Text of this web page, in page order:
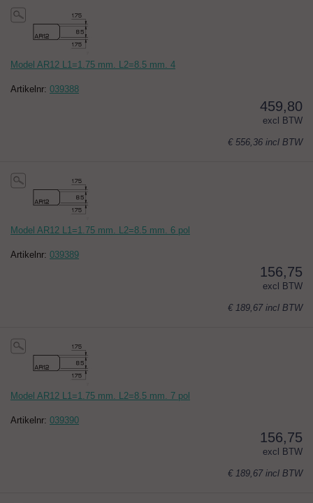
Model AR12 L1=1.75 mm. L2=8.5 mm. 4
Artikelnr: 039388
459,80
excl BTW
€ 556,36 incl BTW
Model AR12 L1=1.75 mm. L2=8.5 mm. 6 pol
Artikelnr: 039389
156,75
excl BTW
€ 189,67 incl BTW
Model AR12 L1=1.75 mm. L2=8.5 mm. 7 pol
Artikelnr: 039390
156,75
excl BTW
€ 189,67 incl BTW